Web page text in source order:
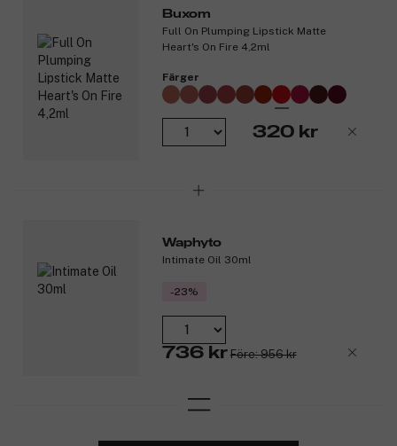
Buxom
Full On Plumping Lipstick Matte
Heart's On Fire 4,2ml
Färger
320 kr
Waphyto
Intimate Oil 30ml
-23%
736 kr Före: 956 kr